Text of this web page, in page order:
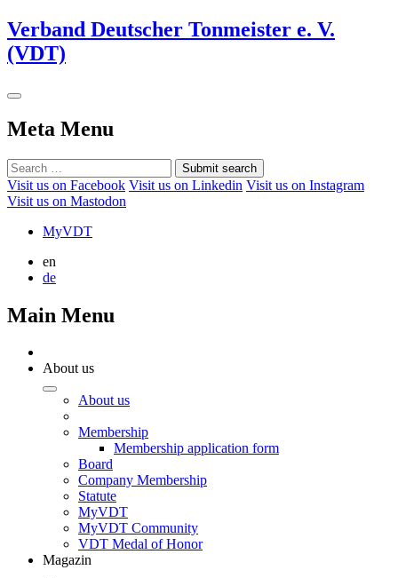
Verband Deutscher Tonmeister e. V.
(VDT)
Meta Menu
Submit search
Visit us on Facebook Visit us on Linkedin Visit us on Instagram
Visit us on Mastodon
MyVDT
en
de
Main Menu
About us
About us
Membership
Membership application form
Board
Company Membership
Statute
MyVDT
MyVDT Community
VDT Medal of Honor
Magazin